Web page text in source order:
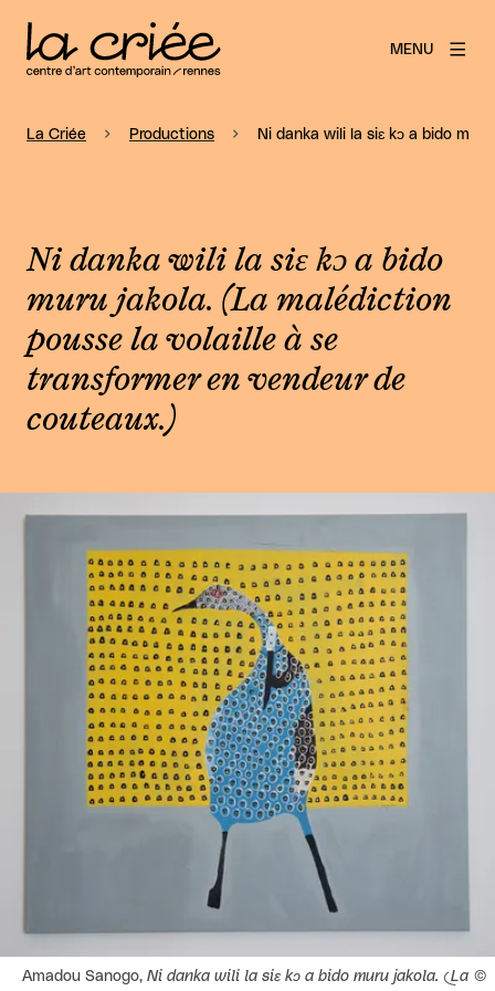
MENU
La Criée Productions Ni danka wili la siɛ kɔ a bido
Ni danka wili la siɛ kɔ a bido
muru jakola. (La malédiction
pousse la volaille à se
transformer en vendeur de
couteaux.)
Droits réservés :
Amadou Sanogo, Ni danka wili la siɛ kɔ a bido muru jakola. (La